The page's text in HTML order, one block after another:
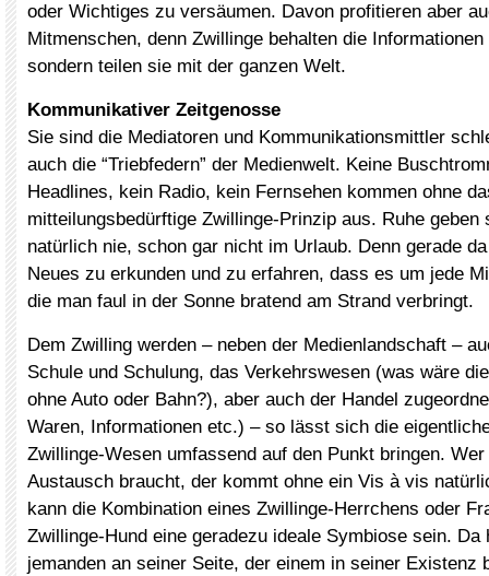
oder Wichtiges zu versäumen. Davon profitieren aber
Mitmenschen, denn Zwillinge behalten die
sondern teilen sie mit der ganzen Welt.
Kommunikativer Zeitgenosse
Sie sind die Mediatoren und Kommunikationsmittler
auch die “Triebfedern” der Medienwelt. Keine
Headlines, kein Radio, kein Fernsehen kommen ohne
mitteilungsbedürftige Zwillinge-Prinzip aus. Ruhe geben
natürlich nie, schon gar nicht im Urlaub. Denn gerade
Neues zu erkunden und zu erfahren, dass es um jede
die man faul in der Sonne bratend am Strand verbringt.
Dem Zwilling werden – neben der Medienlandschaft –
Schule und Schulung, das Verkehrswesen (was wäre
ohne Auto oder Bahn?), aber auch der Handel
Waren, Informationen etc.) – so lässt sich die
Zwillinge-Wesen umfassend auf den Punkt bringen. Wer
Austausch braucht, der kommt ohne ein Vis à vis
kann die Kombination eines Zwillinge-Herrchens oder
Zwillinge-Hund eine geradezu ideale Symbiose sein. Da
jemanden an seiner Seite, der einem in seiner Existenz